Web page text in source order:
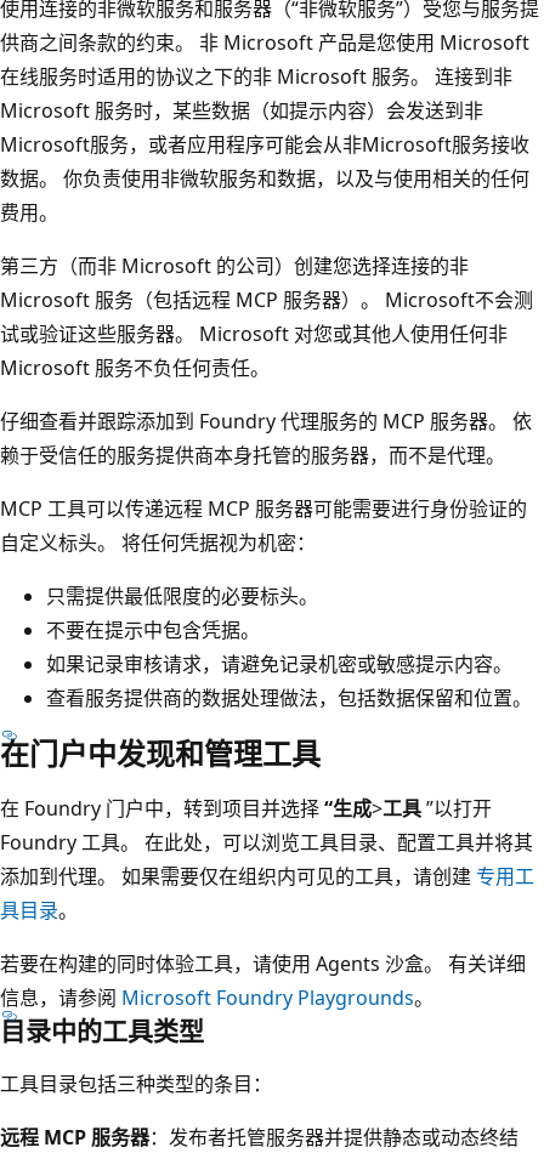
使用连接的非微软服务和服务器（“非微软服务”）受您与服务提
供商之间条款的约束。 非 Microsoft 产品是您使用 Microsoft
在线服务时适用的协议之下的非 Microsoft 服务。 连接到非
Microsoft 服务时，某些数据（如提示内容）会发送到非
Microsoft服务，或者应用程序可能会从非Microsoft服务接收
数据。 你负责使用非微软服务和数据，以及与使用相关的任何
费用。
第三方（而非 Microsoft 的公司）创建您选择连接的非
Microsoft 服务（包括远程 MCP 服务器）。 Microsoft不会测
试或验证这些服务器。 Microsoft 对您或其他人使用任何非
Microsoft 服务不负任何责任。
仔细查看并跟踪添加到 Foundry 代理服务的 MCP 服务器。 依
赖于受信任的服务提供商本身托管的服务器，而不是代理。
MCP 工具可以传递远程 MCP 服务器可能需要进行身份验证的
自定义标头。 将任何凭据视为机密：
只需提供最低限度的必要标头。
不要在提示中包含凭据。
如果记录审核请求，请避免记录机密或敏感提示内容。
查看服务提供商的数据处理做法，包括数据保留和位置。
在门户中发现和管理工具
在 Foundry 门户中，转到项目并选择“生成>工具”以打开
Foundry 工具。 在此处，可以浏览工具目录、配置工具并将其
添加到代理。 如果需要仅在组织内可见的工具，请创建专用工
具目录。
若要在构建的同时体验工具，请使用 Agents 沙盒。 有关详细
信息，请参阅 Microsoft Foundry Playgrounds。
目录中的工具类型
工具目录包括三种类型的条目：
远程 MCP 服务器：发布者托管服务器并提供静态或动态终结